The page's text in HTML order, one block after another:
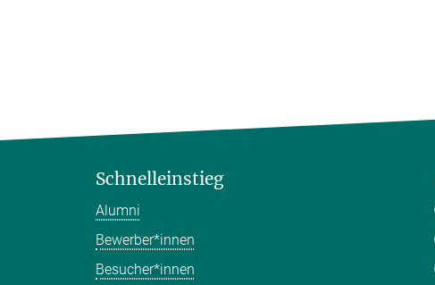
Schnelleinstieg
Alumni
Bewerber*innen
Besucher*innen